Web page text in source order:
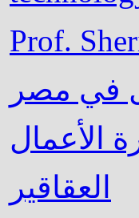
Prof.
في مصر
الأعمال
العقاقير